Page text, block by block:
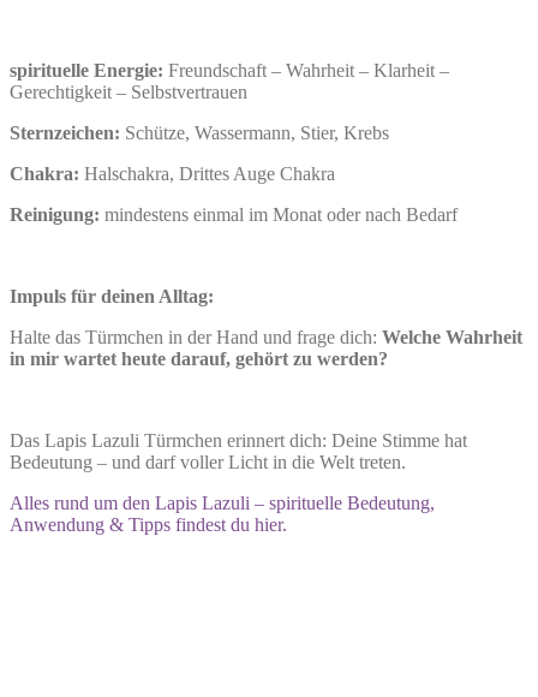
spirituelle Energie: Freundschaft – Wahrheit – Klarheit –
Gerechtigkeit – Selbstvertrauen
Sternzeichen: Schütze, Wassermann, Stier, Krebs
Chakra: Halschakra, Drittes Auge Chakra
Reinigung: mindestens einmal im Monat oder nach Bedarf
Impuls für deinen Alltag:
Halte das Türmchen in der Hand und frage dich: Welche Wahrheit
in mir wartet heute darauf, gehört zu werden?
Das Lapis Lazuli Türmchen erinnert dich: Deine Stimme hat
Bedeutung – und darf voller Licht in die Welt treten.
Alles rund um den Lapis Lazuli – spirituelle Bedeutung,
Anwendung & Tipps findest du hier.